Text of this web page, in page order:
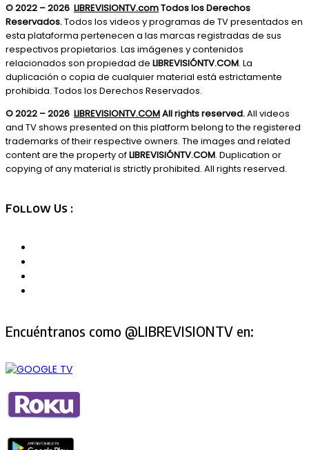
© 2022 – 2026 LIBREVISIONTV.comTodos los Derechos
Reservados.Todos los videos y programas de TV presentados en
esta plataforma pertenecen a las marcas registradas de sus
respectivos propietarios. Las imágenes y contenidos
relacionados son propiedad de LIBREVISIÓNTV.COM. La
duplicación o copia de cualquier material está estrictamente
prohibida. Todos los Derechos Reservados.
© 2022 – 2026 LIBREVISIONTV.COMAll rights reserved.All videos
and TV shows presented on this platform belong to the registered
trademarks of their respective owners. The images and related
content are the property ofLIBREVISIÓNTV.COM. Duplication or
copying of any material is strictly prohibited. All rights reserved.
Follow Us :
Encuéntranos como @LIBREVISIONTV en: